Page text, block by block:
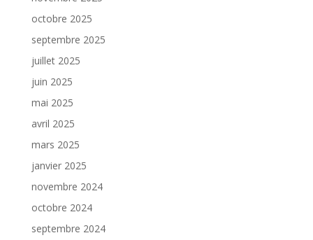
octobre 2025
septembre 2025
juillet 2025
juin 2025
mai 2025
avril 2025
mars 2025
janvier 2025
novembre 2024
octobre 2024
septembre 2024